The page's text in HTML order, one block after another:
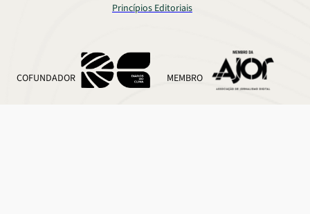
Princípios Editoriais
COFUNDADOR MEMBRO